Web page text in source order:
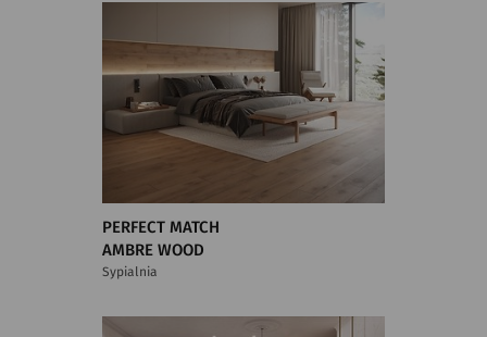
PERFECT MATCH
AMBRE WOOD
Sypialnia